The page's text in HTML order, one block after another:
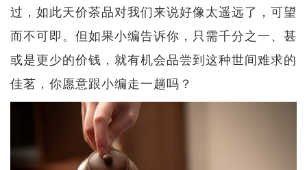
过，如此天价茶品对我们来说好像太遥远了，可望
而不可即。但如果小编告诉你，只需千分之一、甚
或是更少的价钱，就有机会品尝到这种世间难求的
佳茗，你愿意跟小编走一趟吗？